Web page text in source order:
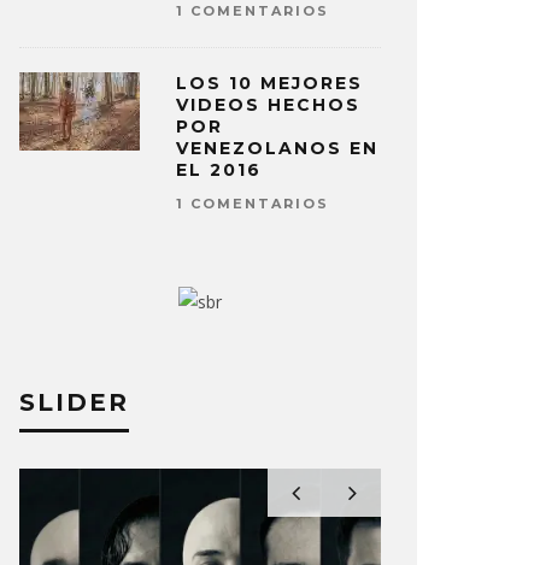
1 COMENTARIOS
LOS 10 MEJORES
VIDEOS HECHOS
POR
VENEZOLANOS EN
EL 2016
1 COMENTARIOS
SLIDER